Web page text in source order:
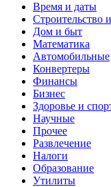
Время и даты
Строительство
Дом и быт
Математика
Автомобильные
Конвертеры
Финансы
Бизнес
Здоровье и
Научные
Прочее
Развлечение
Налоги
Образование
Утилиты